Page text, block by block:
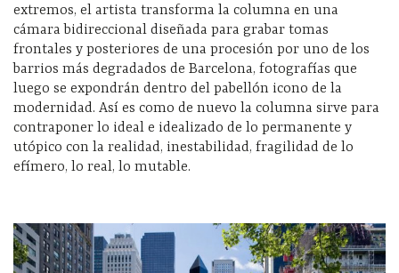
extremos, el artista transforma la columna en una
cámara bidireccional diseñada para grabar tomas
frontales y posteriores de una procesión por uno de los
barrios más degradados de Barcelona, fotografías que
luego se expondrán dentro del pabellón icono de la
modernidad. Así es como de nuevo la columna sirve para
contraponer lo ideal e idealizado de lo permanente y
utópico con la realidad, inestabilidad, fragilidad de lo
efímero, lo real, lo mutable.